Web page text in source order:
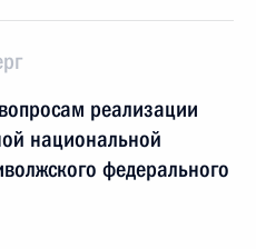
реализации
национальной
федерального